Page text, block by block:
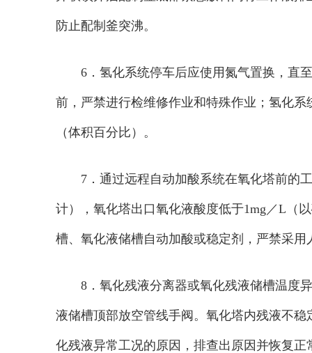
防止配制釜突沸。
6．氢化系统停车后应使用氮气置换，直
前，严禁进行检维修作业和特殊作业；氢化
（体积百分比）。
7．通过远程自动加酸系统在氧化塔前的
计），氧化塔出口氧化液酸度低于1mg／L（
槽、氧化液储槽自动加酸或稳定剂，严禁采
8．氧化残液分离器或氧化残液储槽温度
液储槽顶部放空管线手阀。氧化塔内残液不
化残液异常工况的原因，排查出原因并恢复正